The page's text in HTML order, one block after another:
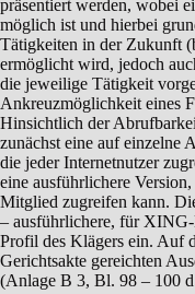
präsentiert werden, wobei
möglich ist und hierbei
Tätigkeiten in der Zukunft
ermöglicht wird, jedoch
die jeweilige Tätigkeit
Ankreuzmöglichkeit eines
Hinsichtlich der
zunächst eine auf einzelne
die jeder Internetnutzer
eine ausführlichere
Mitglied zugreifen kann.
– ausführlichere, für
Profil des Klägers ein. Auf
Gerichtsakte gereichten
(Anlage B 3, Bl. 98 – 100